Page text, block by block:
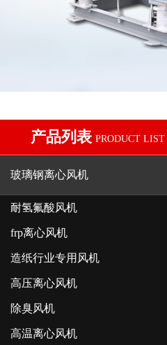
产品列表 PRODUCT LIST
玻璃钢离心风机
耐氢氟酸风机
frp离心风机
造纸行业专用风机
高压离心风机
除臭风机
高温离心风机